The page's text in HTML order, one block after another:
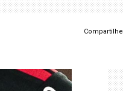
Compartilhe